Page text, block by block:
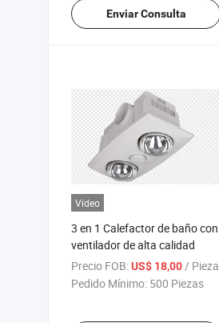
Enviar Consulta
Vídeo
3 en 1 Calefactor de baño con
ventilador de alta calidad
Precio FOB:US$ 18,00/ Pieza
Pedido Mínimo: 500 Piezas